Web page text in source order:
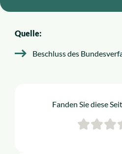
Quelle:
Beschluss des
Fanden Sie diese